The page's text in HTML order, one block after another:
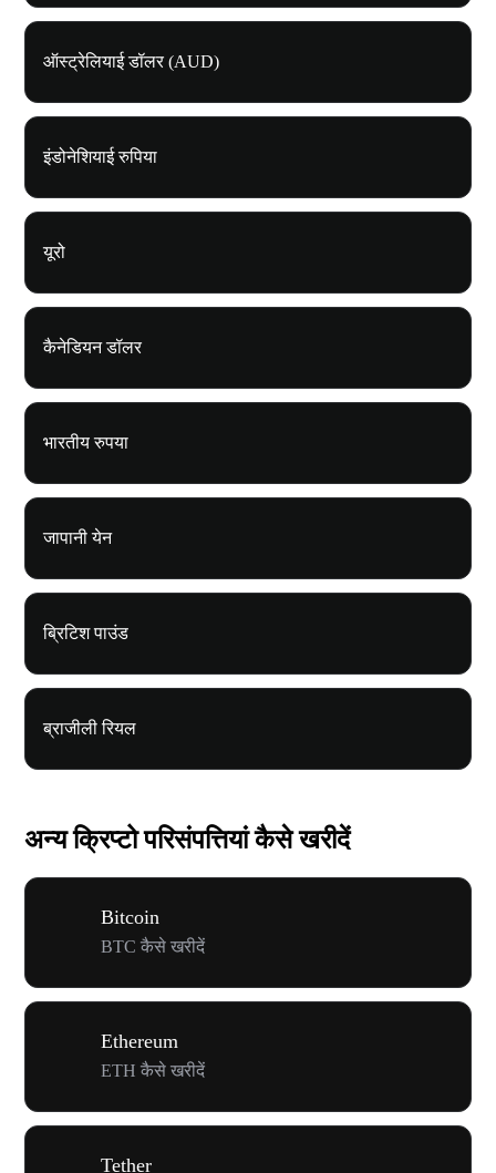
ऑस्ट्रेलियाई डॉलर (AUD)
इंडोनेशियाई रुपिया
यूरो
कैनेडियन डॉलर
भारतीय रुपया
जापानी येन
ब्रिटिश पाउंड
ब्राजीली रियल
अन्य क्रिप्टो परिसंपत्तियां कैसे खरीदें
Bitcoin
BTC कैसे खरीदें
Ethereum
ETH कैसे खरीदें
Tether